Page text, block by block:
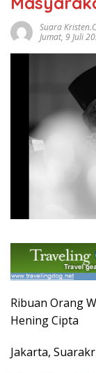
Suara
Jumat, 9 Juli
Ribuan Orang
Hening Cipta
Jakarta,